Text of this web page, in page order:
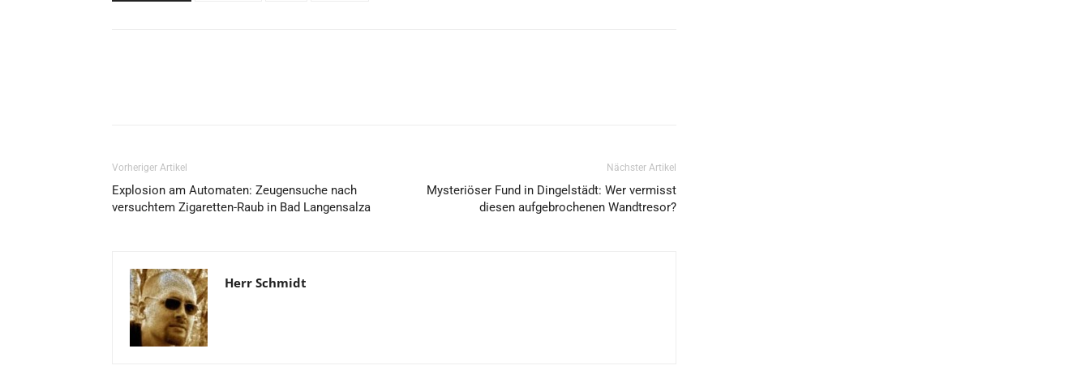
Vorheriger Artikel
Explosion am Automaten: Zeugensuche nach
versuchtem Zigaretten-Raub in Bad Langensalza
Nächster Artikel
Mysteriöser Fund in Dingelstädt: Wer vermisst
diesen aufgebrochenen Wandtresor?
Herr Schmidt